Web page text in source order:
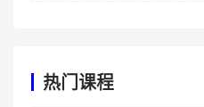
热门课程